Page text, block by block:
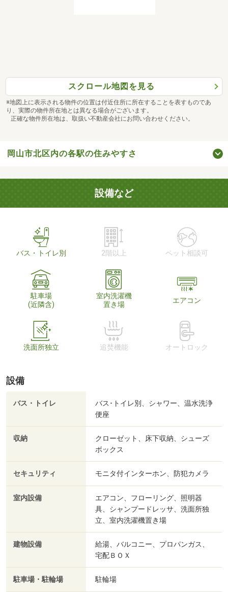
スクロール地図を見る
※地図上に表示される物件の位置は付近住所に所在することを表すものであ
り、実際の物件所在地とは異なる場合がございます。
正確な物件所在地は、取扱い不動産会社にお問い合わせください。
岡山市北区内の各駅の住みやすさ
設備など
バス・トイレ別 2階以上 ペット相談可
駐車場
(近隣含)
室内洗濯機
置き場
エアコン
洗面所独立 追焚機能 オートロック
設備
バス・トイレ
バス･トイレ別、シャワー、温水洗浄
便座
収納
クローゼット、床下収納、シューズ
ボックス
セキュリティ モニタ付インターホン、防犯カメラ
室内設備
エアコン、フローリング、照明器
具、シャンプードレッサ、洗面所独
立、室内洗濯機置き場
建物設備
給湯、バルコニー、プロパンガス、
宅配ＢＯＸ
駐車場・駐輪場 駐輪場